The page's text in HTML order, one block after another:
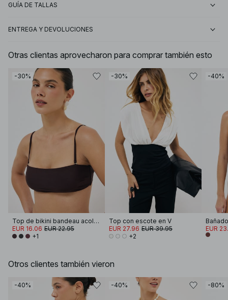
GUÍA DE TALLAS
ENTREGA Y DEVOLUCIONES
Otras clientas aprovecharon para comprar también esto
-30%
Top de bikini bandeau acolchado
EUR 16.06 EUR 22.95
+1
-30%
Top con escote en V
EUR 27.96 EUR 39.95
+2
-40%
EUR
Otros clientes también vieron
-40% -40% -80%